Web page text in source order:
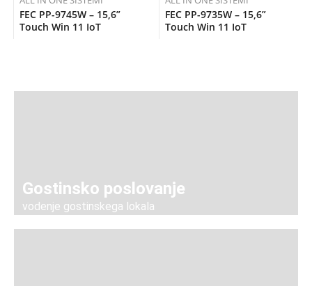
FEC PP-9745W – 15,6”
Touch Win 11 IoT
FEC PP-9735W – 15,6”
Touch Win 11 IoT
Gostinsko poslovanje
vodenje gostinskega lokala